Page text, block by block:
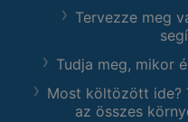
Tervezze meg
Tudja meg, mikor
Most költözött ide?
az összes